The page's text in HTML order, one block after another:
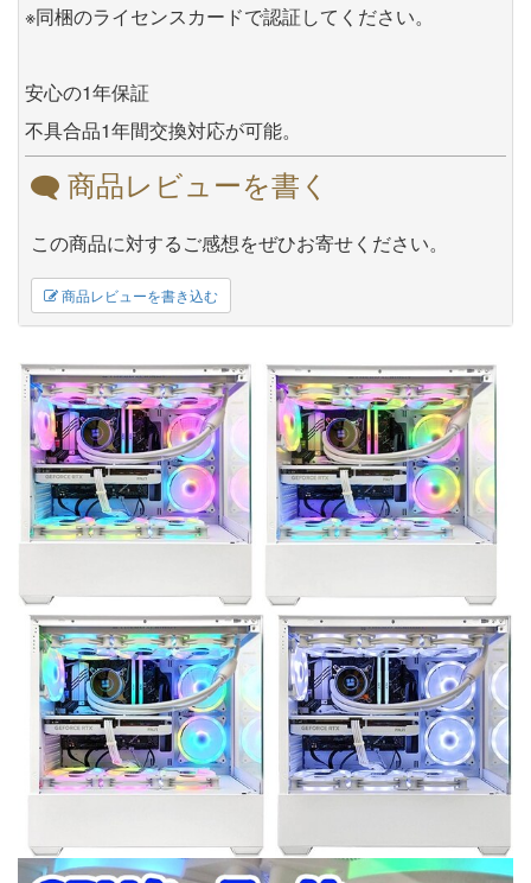
※同梱のライセンスカードで認証してください。
安心の1年保証
不具合品1年間交換対応が可能。
商品レビューを書く
この商品に対するご感想をぜひお寄せください。
商品レビューを書き込む